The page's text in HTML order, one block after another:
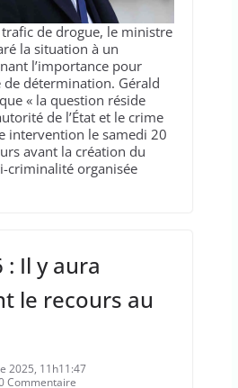
de drogue, le ministre
la situation à un
l’importance pour
de détermination. Gérald
« la question réside
de l’État et le crime
intervention le samedi 20
avant la création du
criminalité organisée
: Il y aura
le recours au
2025, 11h11:47
Commentaire